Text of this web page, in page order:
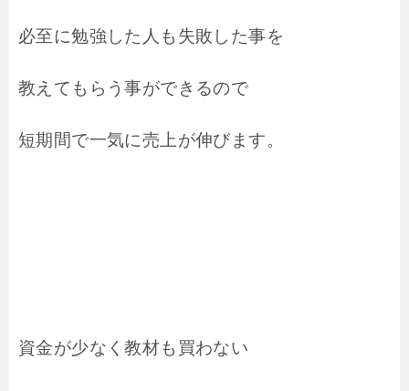
必至に勉強した人も失敗した事を
教えてもらう事ができるので
短期間で一気に売上が伸びます。
資金が少なく教材も買わない